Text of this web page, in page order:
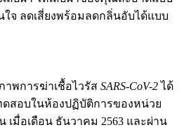
จ ลดเสี่ยงพร้อมลดกลิ่นอับได้แบบ
พการฆ่าเชื้อไวรัส SARS-CoV-2ได้
ดสอบในห้องปฏิบัติการของหน่วย
มื่อเดือน ธันวาคม 2563 และผ่าน